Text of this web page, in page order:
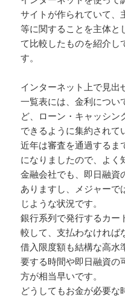
サイトが作られていて、
等に関することを主体と
て比較したものを紹介し
す。
インターネット上で見出
一覧表には、金利につい
ど、ローン・キャッシ
できるように集約されて
近年は審査を通過するま
になりましたので、よく
金融会社でも、即日融資
ありますし、メジャーで
じような状況です。
銀行系列で発行するカー
較して、支払わなければ
借入限度額も結構な高水
要する時間や即日融資の
方が相当早いです。
どうしてもお金が必要